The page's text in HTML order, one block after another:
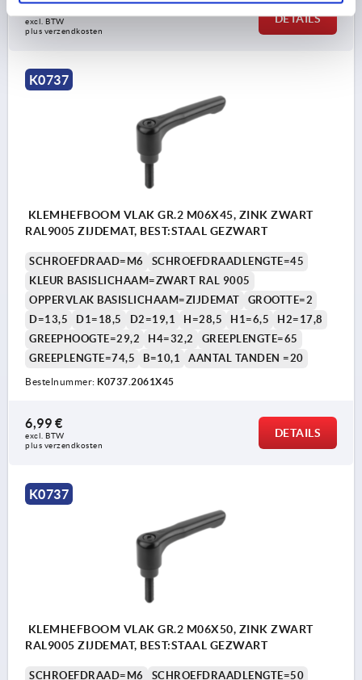
6,99 €
excl. BTW
plus verzendkosten
DETAILS
K0737
KLEMHEFBOOM VLAK GR.2 M06X45, ZINK ZWART
RAL9005 ZIJDEMAT, BEST:STAAL GEZWART
SCHROEFDRAAD=M6
SCHROEFDRAADLENGTE=45
KLEUR BASISLICHAAM=ZWART RAL 9005
OPPERVLAK BASISLICHAAM=ZIJDEMAT
GROOTTE=2
D=13,5
D1=18,5 D2=19,1 H=28,5 H1=6,5
H2=17,8
GREEPHOOGTE=29,2
H4=32,2
GREEPLENGTE=65
GREEPLENGTE=74,5
B=10,1 AANTAL TANDEN =20
Bestelnummer: K0737.2061X45
6,99 €
excl. BTW
plus verzendkosten
DETAILS
K0737
KLEMHEFBOOM VLAK GR.2 M06X50, ZINK ZWART
RAL9005 ZIJDEMAT, BEST:STAAL GEZWART
SCHROEFDRAAD=M6 SCHROEFDRAADLENGTE=50